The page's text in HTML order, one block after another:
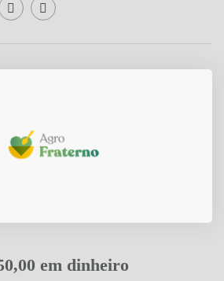
WhatsApp
Compartilhar Facebook
Compartilhar Twitter
em dinheiro